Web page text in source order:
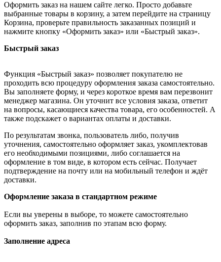
Оформить заказ на нашем сайте легко. Просто добавьте
выбранные товары в корзину, а затем перейдите на страницу
Корзина, проверьте правильность заказанных позиций и
нажмите кнопку «Оформить заказ» или «Быстрый заказ».
Быстрый заказ
Функция «Быстрый заказ» позволяет покупателю не
проходить всю процедуру оформления заказа самостоятельно.
Вы заполняете форму, и через короткое время вам перезвонит
менеджер магазина. Он уточнит все условия заказа, ответит
на вопросы, касающиеся качества товара, его особенностей. А
также подскажет о вариантах оплаты и доставки.
По результатам звонка, пользователь либо, получив
уточнения, самостоятельно оформляет заказ, укомплектовав
его необходимыми позициями, либо соглашается на
оформление в том виде, в котором есть сейчас. Получает
подтверждение на почту или на мобильный телефон и ждёт
доставки.
Оформление заказа в стандартном режиме
Если вы уверены в выборе, то можете самостоятельно
оформить заказ, заполнив по этапам всю форму.
Заполнение адреса